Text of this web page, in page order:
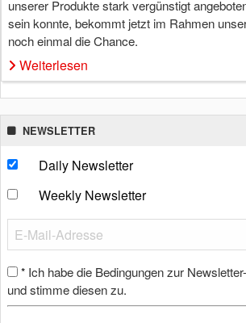
unserer Produkte stark vergünstigt
sein konnte, bekommt jetzt im Rahmen
noch einmal die Chance.
Weiterlesen
NEWSLETTER
Daily Newsletter
Weekly Newsletter
* Ich habe die Bedingungen zur
und stimme diesen zu.